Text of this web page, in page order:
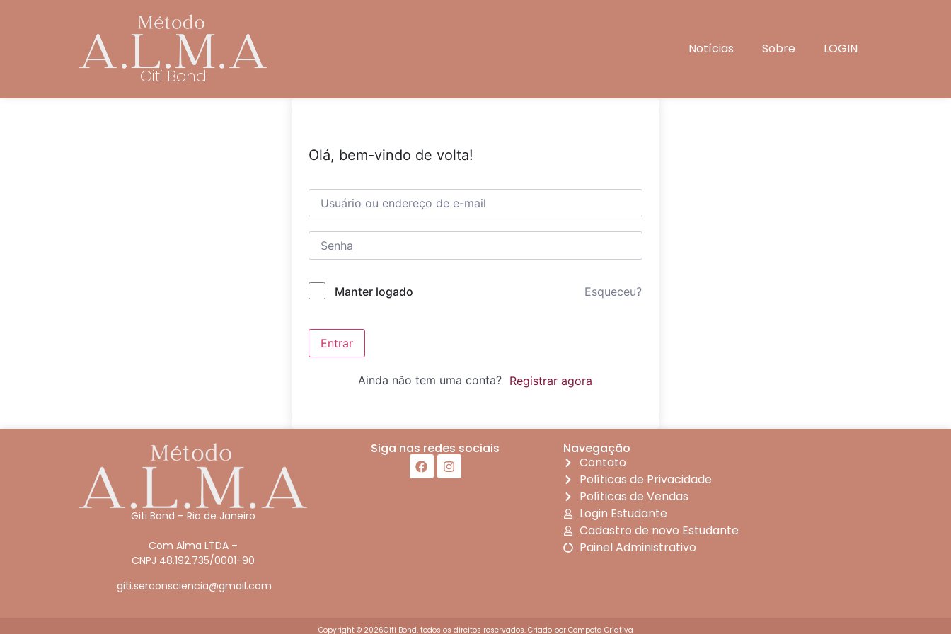
Giti Bond
Notícias Sobre LOGIN
Olá, bem-vindo de volta!
Manter logado Esqueceu?
Entrar
Ainda não tem uma conta? Registrar agora
Giti Bond – Rio de Janeiro
Com Alma LTDA –
CNPJ 48.192.735/0001-90
giti.serconsciencia@gmail.com
Siga nas redes sociais
Navegação
Contato
Políticas de Privacidade
Políticas de Vendas
Login Estudante
Cadastro de novo Estudante
Painel Administrativo
Copyright © 2026Giti Bond, todos os direitos reservados. Criado por Compota Criativa